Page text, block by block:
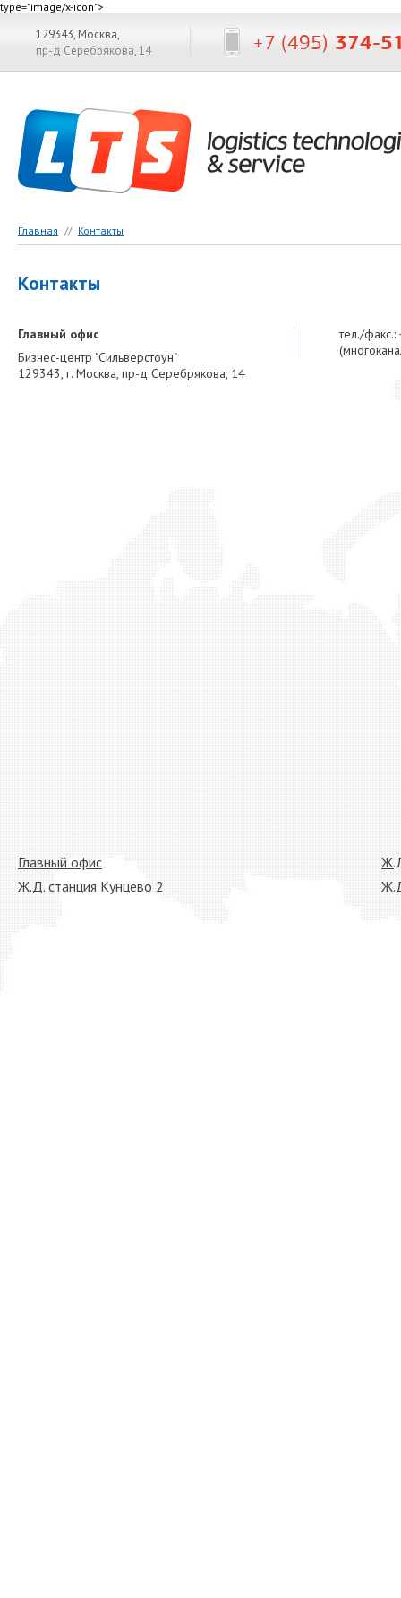
type="image/x-icon">
129343, Москва,
пр-д Серебрякова, 14
+7 (495) 374-
Главная // Контакты
Контакты
Главный офис
Бизнес-центр "Сильверстоун"
129343, г. Москва, пр-д Серебрякова, 14
тел./
Главный офис
Ж.Д. станция Кунцево 2